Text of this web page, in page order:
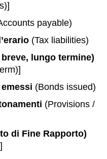
payable)
(Tax liabilities)
lungo termine)
(Bonds issued)
(Provisions /
di Fine Rapporto)